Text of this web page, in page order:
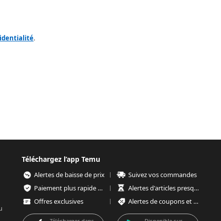
.
Téléchargez l’app Temu
Alertes de baisse de prix
Suivez vos commandes
Paiement plus rapide et plus sécurisé
Alertes d'articles presque épuisés
Offres exclusives
Alertes de coupons et d'offres